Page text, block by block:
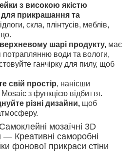
з високою якістю
прикрашання та
скла, плінтусів, меблів,
шарі продукту, має
потраплянню води та вологи,
ганчірку для пилу, щоб
свій простір, нанісши
з функцією відбиття.
різні дизайни, щоб
Самоклейні мозаїчні 3D
— Креативні саморобні
фонової прикраси стіни